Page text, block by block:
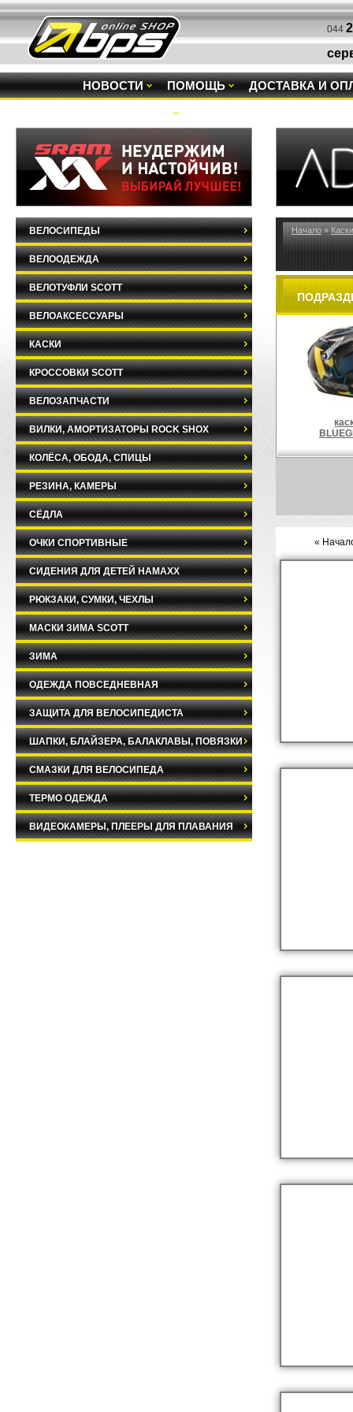
044
НОВОСТИ ПОМОЩЬ ДОСТАВКА И
Начало » Каски
«
ВЕЛОСИПЕДЫ
ВЕЛООДЕЖДА
ВЕЛОТУФЛИ SCOTT
ВЕЛОАКСЕССУАРЫ
КАСКИ
КРОССОВКИ SCOTT
ВЕЛОЗАПЧАСТИ
ВИЛКИ, АМОРТИЗАТОРЫ ROCK SHOX
КОЛЁСА, ОБОДА, СПИЦЫ
РЕЗИНА, КАМЕРЫ
СЁДЛА
ОЧКИ СПОРТИВНЫЕ
СИДЕНИЯ ДЛЯ ДЕТЕЙ HAMAXX
РЮКЗАКИ, СУМКИ, ЧЕХЛЫ
МАСКИ ЗИМА SCOTT
ЗИМА
ОДЕЖДА ПОВСЕДНЕВНАЯ
ЗАЩИТА ДЛЯ ВЕЛОСИПЕДИСТА
ШАПКИ, БЛАЙЗЕРА, БАЛАКЛАВЫ, ПОВЯЗКИ
СМАЗКИ ДЛЯ ВЕЛОСИПЕДА
ТЕРМО ОДЕЖДА
ВИДЕОКАМЕРЫ, ПЛЕЕРЫ ДЛЯ ПЛАВАНИЯ